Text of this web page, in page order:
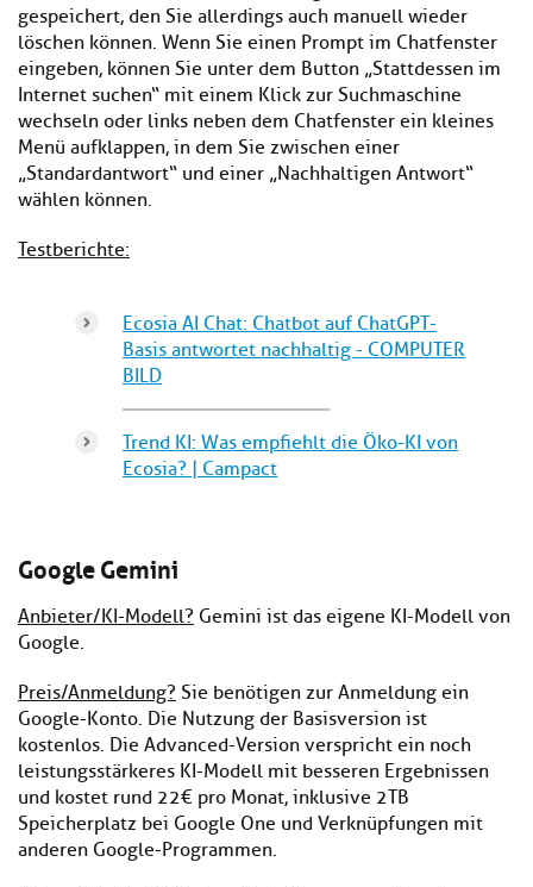
gespeichert, den Sie allerdings auch manuell wieder
löschen können. Wenn Sie einen Prompt im Chatfenster
eingeben, können Sie unter dem Button „Stattdessen im
Internet suchen“ mit einem Klick zur Suchmaschine
wechseln oder links neben dem Chatfenster ein kleines
Menü aufklappen, in dem Sie zwischen einer
„Standardantwort“ und einer „Nachhaltigen Antwort“
wählen können.
Testberichte:
Ecosia AI Chat: Chatbot auf ChatGPT-
Basis antwortet nachhaltig - COMPUTER
BILD
Trend KI: Was empfiehlt die Öko-KI von
Ecosia? | Campact
Google Gemini
Anbieter/KI-Modell? Gemini ist das eigene KI-Modell von
Google.
Preis/Anmeldung? Sie benötigen zur Anmeldung ein
Google-Konto. Die Nutzung der Basisversion ist
kostenlos. Die Advanced-Version verspricht ein noch
leistungsstärkeres KI-Modell mit besseren Ergebnissen
und kostet rund 22€ pro Monat, inklusive 2TB
Speicherplatz bei Google One und Verknüpfungen mit
anderen Google-Programmen.